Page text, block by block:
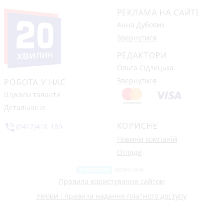
РОБОТА У НАС
Шукаєм таланти
Детальніше
РЕКЛАМА НА САЙТІ
Анна Дубовик
Звернутися
РЕДАКТОРИ
Ольга Сідлецька
Звернутися
КОРИСНЕ
Новини компаній
Огляди
Правила користування сайтом
Умови і правила надання платного доступу